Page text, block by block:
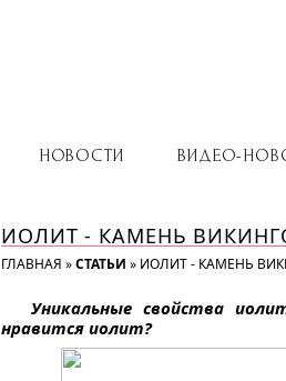
НОВОСТИ ВИДЕО-
ИОЛИТ - КАМЕНЬ
ГЛАВНАЯ »СТАТЬИ » ИОЛИТ - КАМЕНЬ
Уникальные свойства
нравится иолит?